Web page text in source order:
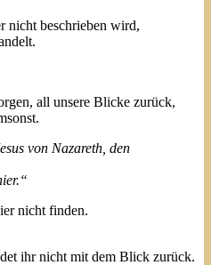
nicht beschrieben wird,
all unsere Blicke zurück,
von Nazareth, den
nicht finden.
ihr nicht mit dem Blick zurück.